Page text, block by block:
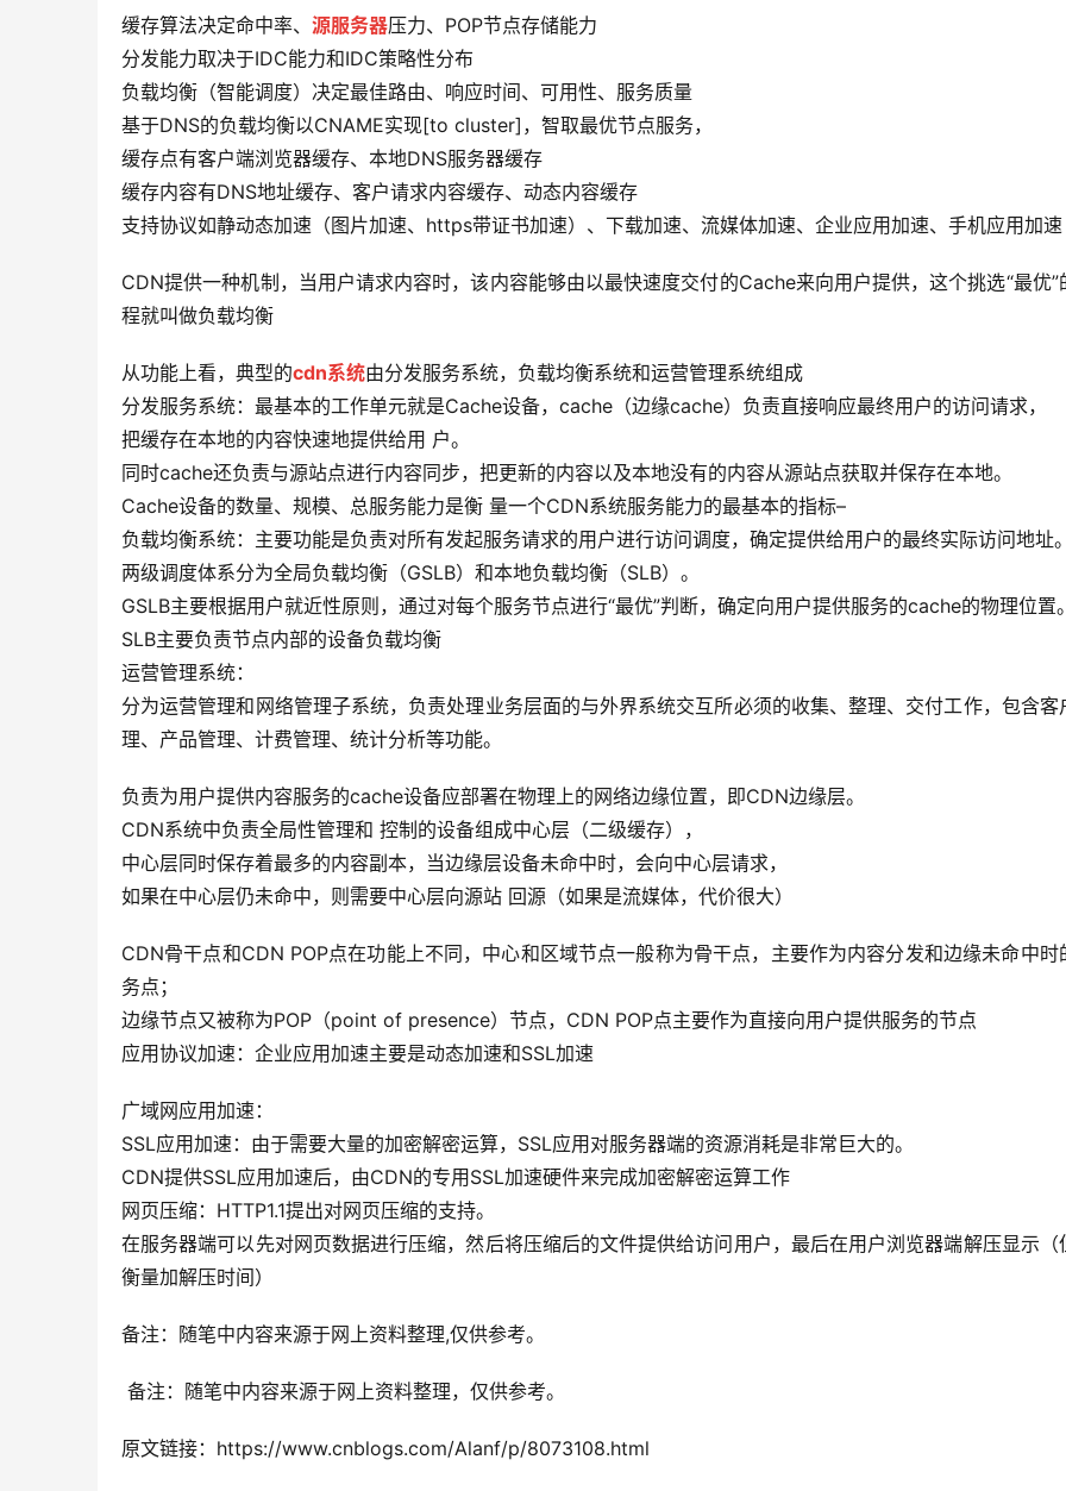
缓存算法决定命中率、 源服务器压力、POP节点存储能力
分发能力取决于IDC能力和IDC策略性分布
负载均衡（智能调度）决定最佳路由、响应时间、可用性、服务质量
基于DNS的负载均衡以CNAME实现[to cluster]，智取最优节点服务，
缓存点有客户端浏览器缓存、本地DNS服务器缓存
缓存内容有DNS地址缓存、客户请求内容缓存、动态内容缓存
支持协议如静动态加速（图片加速、https带证书加速）、下载加速、流媒体加速、企业应用加速、手机应用加速
CDN提供一种机制，当用户请求内容时，该内容能够由以最快速度交付的Cache来向用户提供，这个挑选“最优”
程就叫做负载均衡
从功能上看，典型的cdn系统由分发服务系统，负载均衡系统和运营管理系统组成
分发服务系统：最基本的工作单元就是Cache设备，cache（边缘cache）负责直接响应最终用户的访问请求，
把缓存在本地的内容快速地提供给用 户。
同时cache还负责与源站点进行内容同步，把更新的内容以及本地没有的内容从源站点获取并保存在本地。
Cache设备的数量、规模、总服务能力是衡 量一个CDN系统服务能力的最基本的指标–
负载均衡系统：主要功能是负责对所有发起服务请求的用户进行访问调度，确定提供给用户的最终实际访问地址。
两级调度体系分为全局负载均衡（GSLB）和本地负载均衡（SLB）。
GSLB主要根据用户就近性原则，通过对每个服务节点进行“最优”判断，确定向用户提供服务的cache的物理位置。
SLB主要负责节点内部的设备负载均衡
运营管理系统：
分为运营管理和网络管理子系统，负责处理业务层面的与外界系统交互所必须的收集、整理、交付工作，包含客
理、产品管理、计费管理、统计分析等功能。
负责为用户提供内容服务的cache设备应部署在物理上的网络边缘位置，即CDN边缘层。
CDN系统中负责全局性管理和 控制的设备组成中心层（二级缓存），
中心层同时保存着最多的内容副本，当边缘层设备未命中时，会向中心层请求，
如果在中心层仍未命中，则需要中心层向源站 回源（如果是流媒体，代价很大）
CDN骨干点和CDN POP点在功能上不同，中心和区域节点一般称为骨干点，主要作为内容分发和边缘未命中时
务点；
边缘节点又被称为POP（point of presence）节点，CDN POP点主要作为直接向用户提供服务的节点
应用协议加速：企业应用加速主要是动态加速和SSL加速
广域网应用加速：
SSL应用加速：由于需要大量的加密解密运算，SSL应用对服务器端的资源消耗是非常巨大的。
CDN提供SSL应用加速后，由CDN的专用SSL加速硬件来完成加密解密运算工作
网页压缩：HTTP1.1提出对网页压缩的支持。
在服务器端可以先对网页数据进行压缩，然后将压缩后的文件提供给访问用户，最后在用户浏览器端解压显示（
衡量加解压时间）
备注：随笔中内容来源于网上资料整理,仅供参考。
备注：随笔中内容来源于网上资料整理，仅供参考。
原文链接：https://www.cnblogs.com/Alanf/p/8073108.html